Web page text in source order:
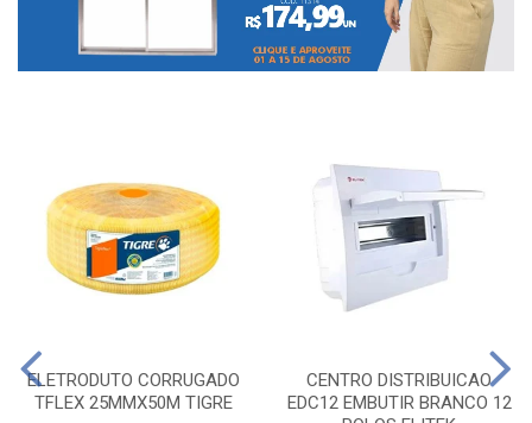
ELETRODUTO CORRUGADO
TFLEX 25MMX50M TIGRE
CENTRO DISTRIBUICAO
EDC12 EMBUTIR BRANCO 12